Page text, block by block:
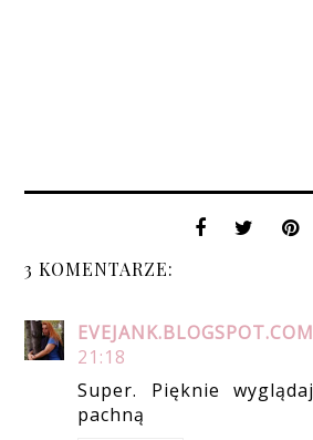
3 KOMENTARZE:
EVEJANK.BLOGSPOT.COM
21:18
Super. Pięknie
pachną